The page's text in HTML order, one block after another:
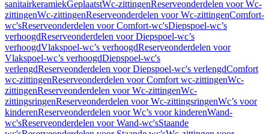
sanitairkeramiekGeplaatstWc-zittingenReserveonderdelen voor Wc-
zittingenWc-zittingenReserveonderdelen voor Wc-zittingenComfort-
wc'sReserveonderdelen voor Comfort-wc'sDiepspoel-wc’s
verhoogdReserveonderdelen voor Diepspoel-wc’s
verhoogdVlakspoel-wc’s verhoogdReserveonderdelen voor
Vlakspoel-wc’s verhoogdDiepspoel-wc's
verlengdReserveonderdelen voor Diepspoel-wc's verlengdComfort
wc-zittingenReserveonderdelen voor Comfort wc-zittingenWc-
zittingenReserveonderdelen voor Wc-zittingenWc-
zittingsringenReserveonderdelen voor Wc-zittingsringenWc’s voor
kinderenReserveonderdelen voor Wc’s voor kinderenWand-
wc'sReserveonderdelen voor Wand-wc'sStaande